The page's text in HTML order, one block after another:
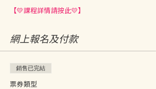
【💛課程詳情請按此💛】
網上報名及付款
銷售已完結
票券類型